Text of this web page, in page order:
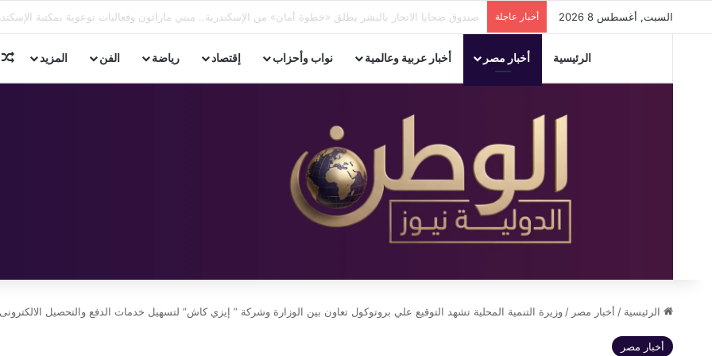
السبت, أغسطس 8 2026 أخبار عاجلة إيقاف أعمال ترميم مخالفة وغلق وتشميع محل تحت الإنشاء بشارع فؤاد في الإسكندرية
الرئيسية أخبار مصر أخبار عربية وعالمية نواب وأحزاب إقتصاد رياضة الفن المزيد
الرئيسية / أخبار مصر / وزيرة التنمية المحلية تشهد التوقيع علي بروتوكول تعاون بين الوزارة وشركة ” إيزي كاش” لتسهيل خدمات الدفع والتحصيل
أخبار مصر